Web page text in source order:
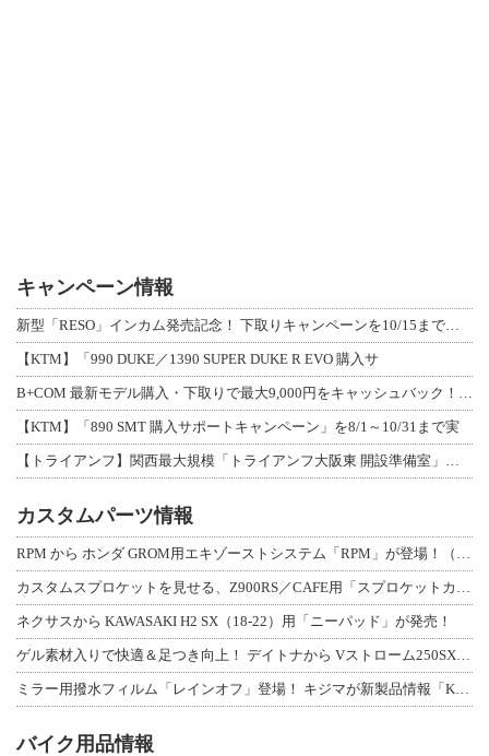
キャンペーン情報
新型「RESO」インカム発売記念！ 下取りキャンペーンを10/15まで延長して開
【KTM】「990 DUKE／1390 SUPER DUKE R EVO 購入サ
B+COM 最新モデル購入・下取りで最大9,000円をキャッシュバック！「B+F
【KTM】「890 SMT 購入サポートキャンペーン」を8/1～10/31まで実
【トライアンフ】関西最大規模「トライアンフ大阪東 開設準備室」がオープン！ 限定
カスタムパーツ情報
RPM から ホンダ GROM用エキゾーストシステム「RPM」が登場！（動画あり
カスタムスプロケットを見せる、Z900RS／CAFE用「スプロケットカバーフルキ
ネクサスから KAWASAKI H2 SX（18-22）用「ニーパッド」が発売！
ゲル素材入りで快適＆足つき向上！ デイトナから Vストローム250SX用「快適ロ
ミラー用撥水フィルム「レインオフ」登場！ キジマが新製品情報「KIJIMA NE
バイク用品情報